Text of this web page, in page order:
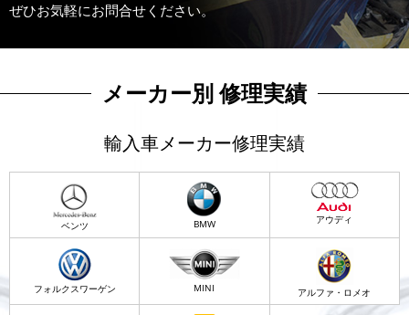
ぜひお気軽にお問合せください。
メーカー別 修理実績
輸入車メーカー修理実績
ベンツ BMW アウディ
フォルクスワーゲン MINI アルファ・ロメオ